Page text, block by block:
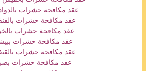
عقد مكافحة حشرات
عقد مكافحة حشرات
عقد مكافحة حشرات
عقد مكافحة حشرات
عقد مكافحة حشرات
عقد مكافحة حشرات